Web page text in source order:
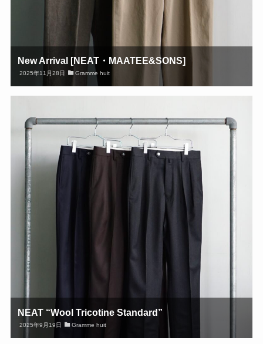
New Arrival [NEAT・MAATEE&SONS]
2025年11月28日 Gramme huit
NEAT “Wool Tricotine Standard”
2025年9月19日 Gramme huit